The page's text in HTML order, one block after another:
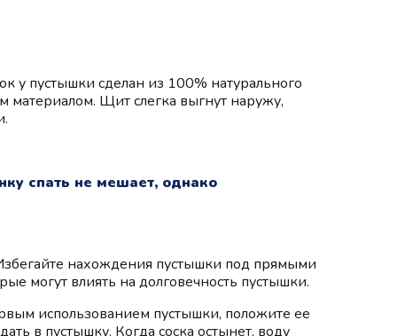
у пустышки сделан из 100% натурального
материалом. Щит слегка выгнут наружу,
спать не мешает, однако
нахождения пустышки под прямыми
могут влиять на долговечность пустышки.
использованием пустышки, положите ее
в пустышку. Когда соска остынет, воду